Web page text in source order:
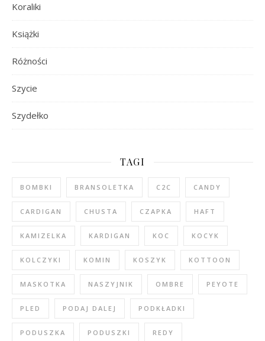
Koraliki
Książki
Różności
Szycie
Szydełko
TAGI
BOMBKI BRANSOLETKA C2C CANDY
CARDIGAN CHUSTA CZAPKA HAFT
KAMIZELKA KARDIGAN KOC KOCYK
KOLCZYKI KOMIN KOSZYK KOTTOON
MASKOTKA NASZYJNIK OMBRE PEYOTE
PLED PODAJ DALEJ PODKŁADKI
PODUSZKA PODUSZKI REDY